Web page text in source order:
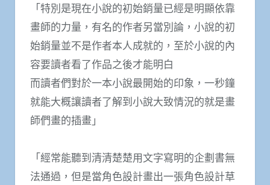
「特別是現在小說的初始銷量已經是明顯依靠
畫師的力量，有名的作者另當別論，小說的初
始銷量並不是作者本人成就的，至於小說的內
容要讀者看了作品之後才能明白
而讀者們對於一本小說最開始的印象，一秒鐘
就能大概讓讀者了解到小說大致情況的就是畫
師們畫的插畫」
「經常能聽到清清楚楚用文字寫明的企劃書無
法通過，但是當角色設計畫出一張角色設計草